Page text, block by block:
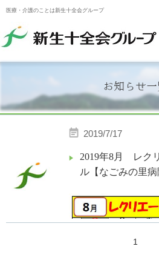
医療・介護のことは新生十全会グループ
お知らせ
2019/7/17
2019年8月 レク
ル【なごみの里病
1